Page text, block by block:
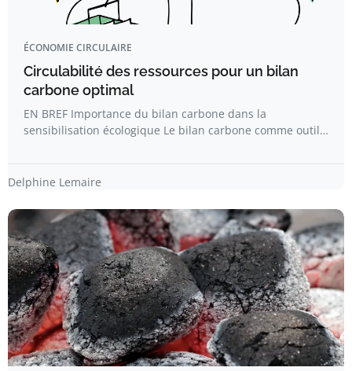
ÉCONOMIE CIRCULAIRE
Circulabilité des ressources pour un bilan
carbone optimal
EN BREF Importance du bilan carbone dans la
sensibilisation écologique Le bilan carbone comme outil…
Delphine Lemaire